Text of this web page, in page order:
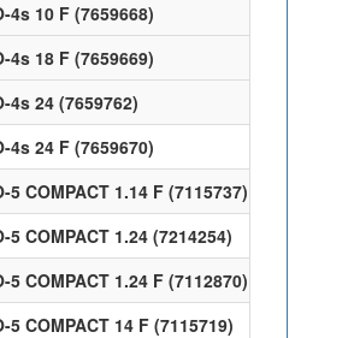
4s 10 F (7659668)
4s 18 F (7659669)
4s 24 (7659762)
4s 24 F (7659670)
5 COMPACT 1.14 F (7115737)
5 COMPACT 1.24 (7214254)
5 COMPACT 1.24 F (7112870)
5 COMPACT 14 F (7115719)